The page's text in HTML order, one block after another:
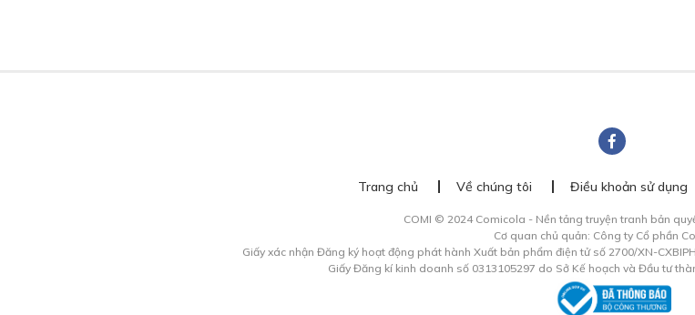
Trang chủ Về chúng tôi Điều khoản sử dụng
COMI © 2024 Comicola - Nền tảng truyện tranh bản
Cơ quan chủ quản: Công ty Cổ phần
Giấy xác nhận Đăng ký hoạt động phát hành Xuất bản phẩm điện tử số 2700/XN-
Giấy Đăng kí kinh doanh số 0313105297 do Sở Kế hoạch và Đầu tư